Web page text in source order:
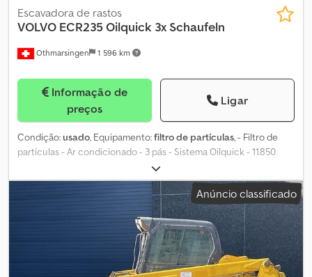
Othmarsingen 1 596 km
Escavadora de rastos
VOLVO ECR235 Oilquick 3x Schaufeln
Informação de
preços
Ligar
Condição:usado, Equipamento:filtro de partículas, - Filtro de
partículas - Ar condicionado - 3 pás - Sistema Oilquick - 11.850
horas de utilização Cedpfxjzl Nyzo Amvoha
Anúncio classificado